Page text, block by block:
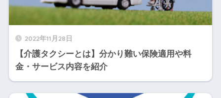
2022年11月28日
【介護タクシーとは】分かり難い保険適用や料
金・サービス内容を紹介